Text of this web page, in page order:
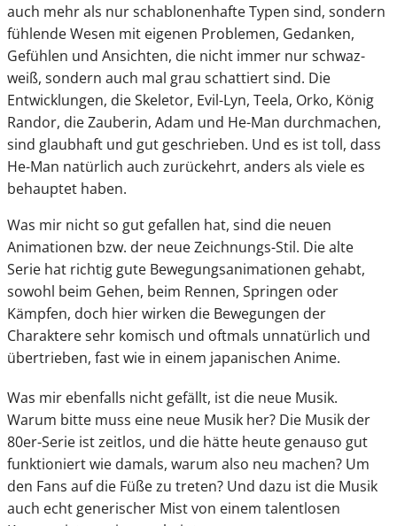
auch mehr als nur schablonenhafte Typen sind, sondern
fühlende Wesen mit eigenen Problemen, Gedanken,
Gefühlen und Ansichten, die nicht immer nur schwaz-
weiß, sondern auch mal grau schattiert sind. Die
Entwicklungen, die Skeletor, Evil-Lyn, Teela, Orko, König
Randor, die Zauberin, Adam und He-Man durchmachen,
sind glaubhaft und gut geschrieben. Und es ist toll, dass
He-Man natürlich auch zurückehrt, anders als viele es
behauptet haben.
Was mir nicht so gut gefallen hat, sind die neuen
Animationen bzw. der neue Zeichnungs-Stil. Die alte
Serie hat richtig gute Bewegungsanimationen gehabt,
sowohl beim Gehen, beim Rennen, Springen oder
Kämpfen, doch hier wirken die Bewegungen der
Charaktere sehr komisch und oftmals unnatürlich und
übertrieben, fast wie in einem japanischen Anime.
Was mir ebenfalls nicht gefällt, ist die neue Musik.
Warum bitte muss eine neue Musik her? Die Musik der
80er-Serie ist zeitlos, und die hätte heute genauso gut
funktioniert wie damals, warum also neu machen? Um
den Fans auf die Füße zu treten? Und dazu ist die Musik
auch echt generischer Mist von einem talentlosen